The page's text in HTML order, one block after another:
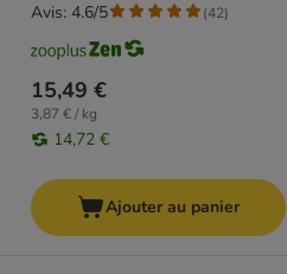
15,49 €
3,87 € / kg
14,72 €
Avis: 4.6/5 (42)
Ajouter au panier